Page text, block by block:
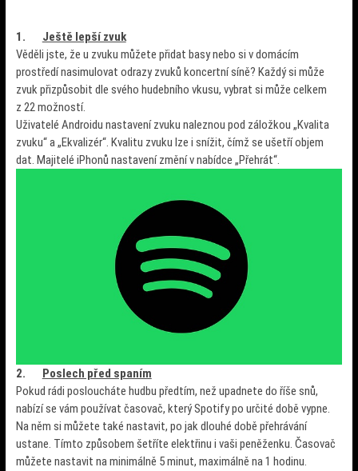
1. Ještě lepší zvuk
Věděli jste, že u zvuku můžete přidat basy nebo si v domácím
prostředí nasimulovat odrazy zvuků koncertní síně? Každý si může
zvuk přizpůsobit dle svého hudebního vkusu, vybrat si může celkem
z 22 možností.
Uživatelé Androidu nastavení zvuku naleznou pod záložkou „Kvalita
zvuku“ a „Ekvalizér“. Kvalitu zvuku lze i snížit, čímž se ušetří objem
dat. Majitelé iPhonů nastavení změní v nabídce „Přehrát“.
2. Poslech před spaním
Pokud rádi posloucháte hudbu předtím, než upadnete do říše snů,
nabízí se vám používat časovač, který Spotify po určité době vypne.
Na něm si můžete také nastavit, po jak dlouhé době přehrávání
ustane. Tímto způsobem šetříte elektřinu i vaši peněženku. Časovač
můžete nastavit na minimálně 5 minut, maximálně na 1 hodinu.